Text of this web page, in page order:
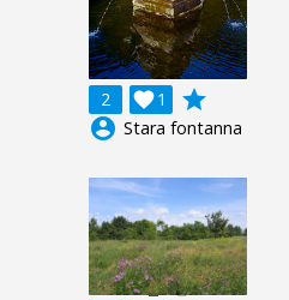
2 1

grade
account_circle Stara fontanna